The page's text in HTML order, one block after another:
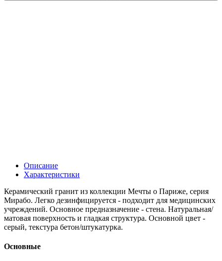
Описание
Характеристики
Керамический гранит из коллекции Мечты о Париже, серия
Мирабо. Легко дезинфицируется - подходит для медицинских
учреждений. Основное предназначение - стена. Натуральная/
матовая поверхность и гладкая структура. Основной цвет -
серый, текстура бетон/штукатурка.
Основные